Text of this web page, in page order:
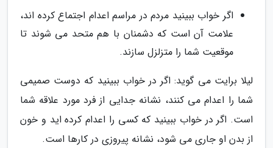
اگر خواب ببینید مردم در مراسم اعدام اجتماع کرده اند،
علامت آن است که دشمنان با هم متحد می شوند تا
موقعیت شما را متزلزل سازند.
لیلا برایت می گوید: اگر در خواب ببینید که دوست صمیمی
شما را اعدام می کنند، نشانه جدایی از فرد مورد علاقه شما
است. اگر در خواب ببینید که کسی را اعدام کرده اید و خون
از بدن او جاری می شود، نشانه پیروزی در کارها است.